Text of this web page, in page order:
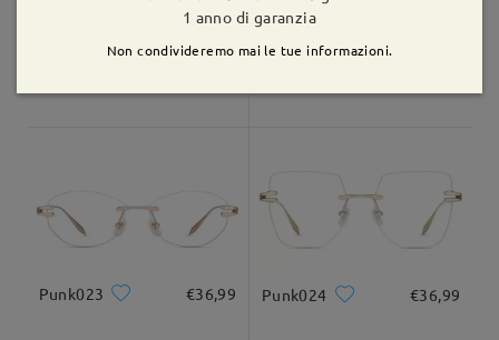
Mentre per il modello Silver - i glitter sul lato sono azzurri.
Punk023 €36,99 Punk024 €36,99
1 anno di garanzia
Non condivideremo mai le tue informazioni.